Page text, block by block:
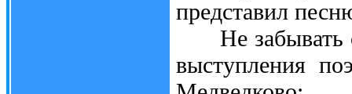
представил
Не забывать о
выступления